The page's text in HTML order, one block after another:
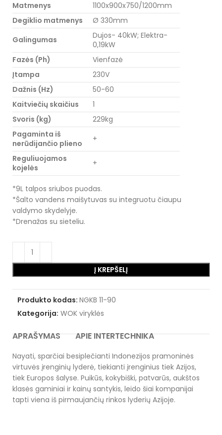
Matmenys
1100x900x750/1200mm
Degiklio matmenys
Ø 330mm
Galingumas
Dujos- 40kW; Elektra-
0,19kW
Fazės (Ph)
Vienfazė
Įtampa
230V
Dažnis (Hz)
50-60
Kaitviečių skaičius
1
Svoris (kg)
229kg
Pagaminta iš
nerūdijančio plieno
+
Reguliuojamos
kojelės
+
*9L talpos sriubos puodas.
*Šalto vandens maišytuvas su integruotu čiaupu
valdymo skydelyje.
*Drenažas su sieteliu.
Į KREPŠELĮ
Produkto kodas: NGKB 11-90
Kategorija: WOK viryklės
APRAŠYMAS APIE INTERTECHNIKA
Nayati, sparčiai besiplečianti Indonezijos pramoninės
virtuvės įrenginių lyderė, tiekianti įrenginius tiek Azijos,
tiek Europos šalyse. Puikūs, kokybiški, patvarūs, aukštos
klasės gaminiai ir kainų santykis, leido šiai kompanijai
tapti viena iš pirmaujančių rinkos lyderių Azijoje.